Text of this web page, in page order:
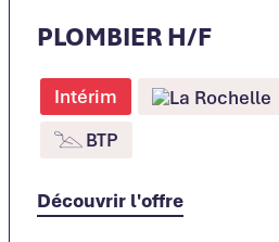
PLOMBIER H/F
Intérim
BTP
Découvrir l'offre